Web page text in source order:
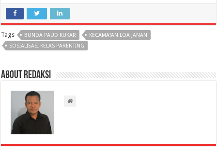
Tags BUNDA PAUD KUKAR
KECAMATAN LOA JANAN
SOSIALISASI KELAS PARENTING
About Redaksi